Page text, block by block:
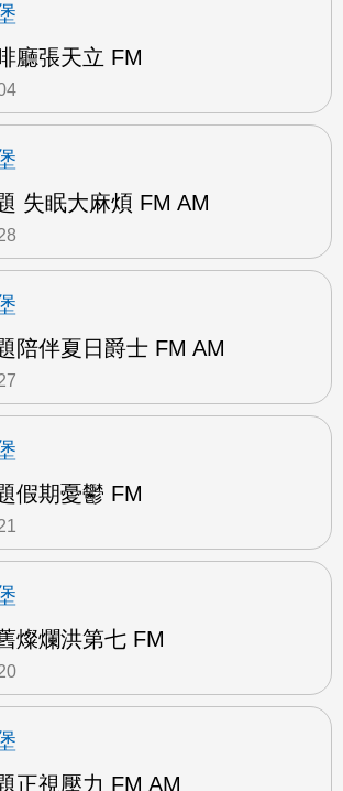
廳張天立 FM
失眠大麻煩 FM AM
陪伴夏日爵士 FM AM
假期憂鬱 FM
燦爛洪第七 FM
正視壓力 FM AM